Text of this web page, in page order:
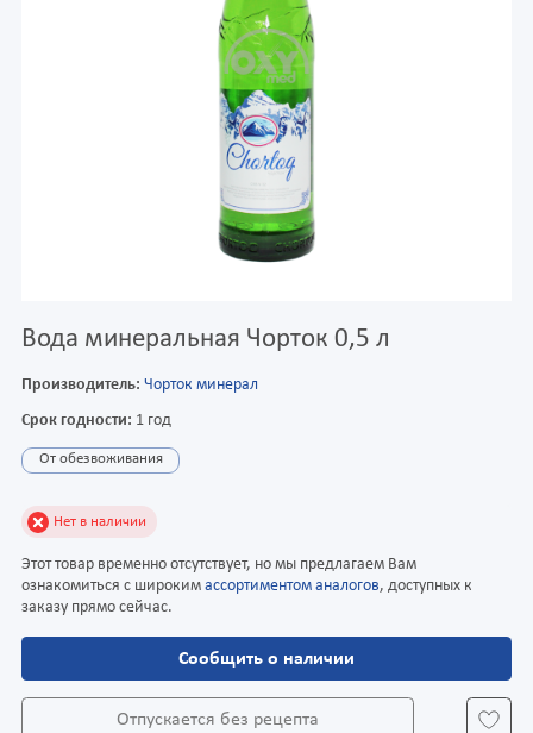
Вода минеральная Чорток 0,5 л
Производитель: Чорток минерал
Срок годности: 1 год
От обезвоживания
Нет в наличии
Этот товар временно отсутствует, но мы предлагаем Вам
ознакомиться с широким ассортиментом аналогов, доступных к
заказу прямо сейчас.
Сообщить о наличии
Отпускается без рецепта